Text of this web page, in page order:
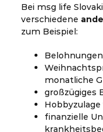
Bei msg life
verschiedene
zum Beispiel:
monatliche
großzügiges
finanzielle